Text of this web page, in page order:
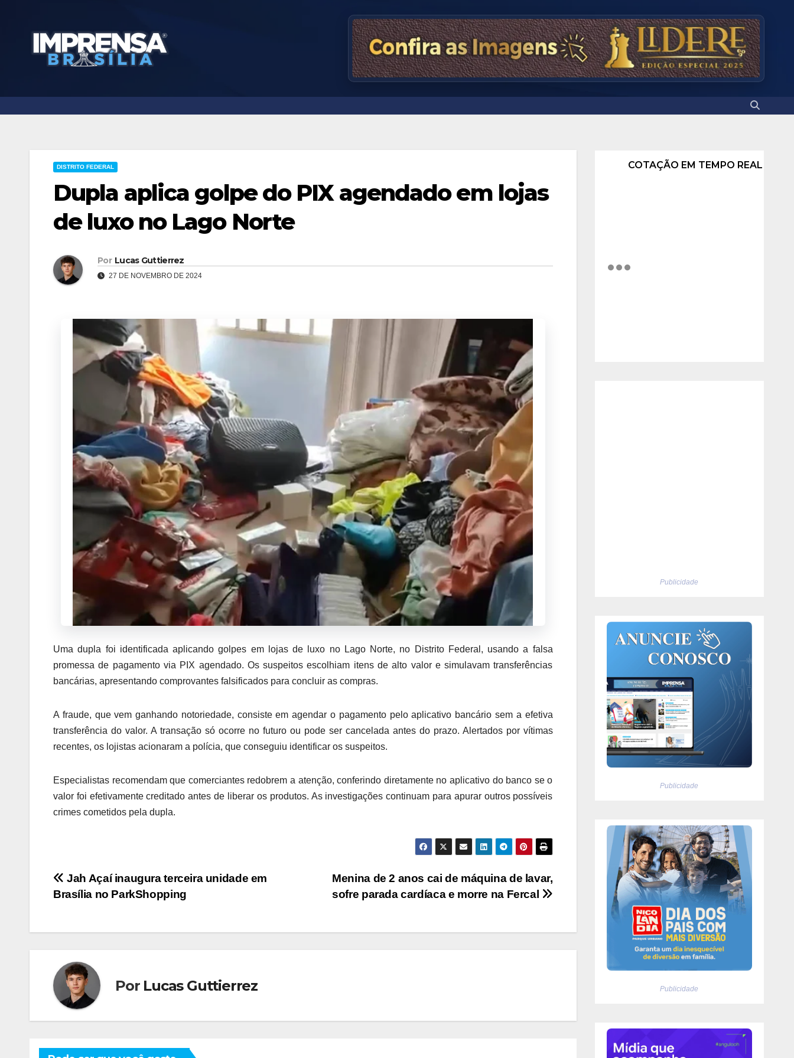
DISTRITO FEDERAL
Dupla aplica golpe do PIX agendado em lojas
de luxo no Lago Norte
Por Lucas Guttierrez
27 DE NOVEMBRO DE 2024
Uma dupla foi identificada aplicando golpes em lojas de luxo no Lago Norte, no Distrito Federal, usando a falsa
promessa de pagamento via PIX agendado. Os suspeitos escolhiam itens de alto valor e simulavam transferências
bancárias, apresentando comprovantes falsificados para concluir as compras.
A fraude, que vem ganhando notoriedade, consiste em agendar o pagamento pelo aplicativo bancário sem a efetiva
transferência do valor. A transação só ocorre no futuro ou pode ser cancelada antes do prazo. Alertados por vítimas
recentes, os lojistas acionaram a polícia, que conseguiu identificar os suspeitos.
Especialistas recomendam que comerciantes redobrem a atenção, conferindo diretamente no aplicativo do banco se o
valor foi efetivamente creditado antes de liberar os produtos. As investigações continuam para apurar outros possíveis
crimes cometidos pela dupla.
Navegação
Post
Menina de 2 anos cai de máquina de lavar,
sofre parada cardíaca e morre na Fercal
Jah Açaí inaugura terceira unidade em
Brasília no ParkShopping
Por Lucas Guttierrez
COTAÇÃO EM TEMPO REAL
Publicidade
Publicidade
Publicidade